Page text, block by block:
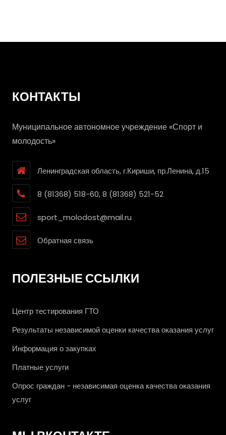
КОНТАКТЫ
Муниципальное автономное учреждение «Спорт и
молодость»
Ленинградская область, г.Кириши, пр.Ленина, д.15
8 (81368) 518-60, 8 (81368) 521-52
sport_molodost@mail.ru
Обратная связь
ПОЛЕЗНЫЕ ССЫЛКИ
Центр тестирования ГТО
Результаты независимой оценки качества оказания услуг
Информация о закупках
Платные услуги
Опрос граждан - независимая оценка качества оказания
услуг